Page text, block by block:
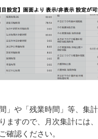
」や「残業時間」等、集
ますので、月次集計には
確認ください。